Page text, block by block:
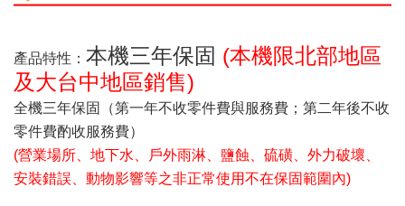
產品特性： 本機三年保固 (本機限北部地區
及大台中地區銷售)
全機三年保固（第一年不收零件費與服務費；第二年後不收
零件費酌收服務費）
(營業場所、地下水、戶外雨淋、鹽蝕、硫磺、外力破壞、
安裝錯誤、動物影響等之非正常使用不在保固範圍內)